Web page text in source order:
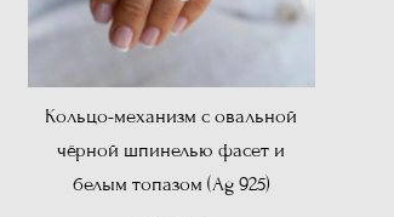
Кольцо-механизм с овальной
чёрной шпинелью фасет и
белым топазом (Ag 925)